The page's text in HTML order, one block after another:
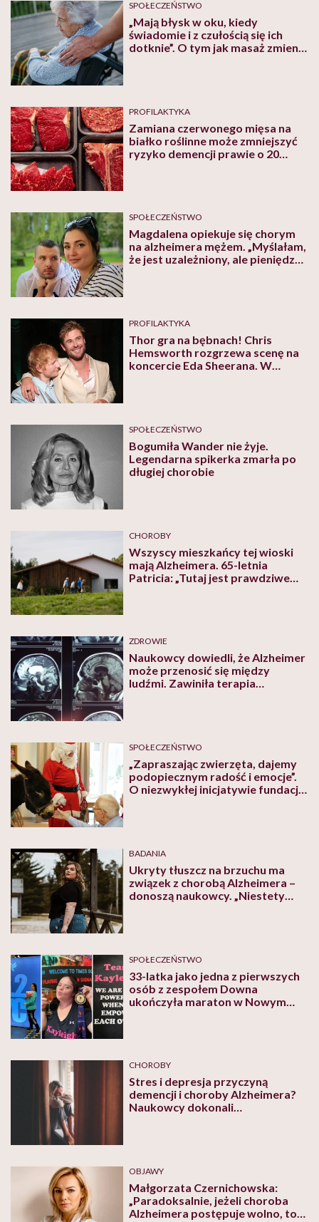
SPOŁECZEŃSTWO
„Mają błysk w oku, kiedy
świadomie i z czułością się ich
dotknie”. O tym jak masaż zmienia
PROFILAKTYKA
Zamiana czerwonego mięsa na
białko roślinne może zmniejszyć
ryzyko demencji prawie o 20
SPOŁECZEŃSTWO
Magdalena opiekuje się chorym
na alzheimera mężem. „Myślałam,
że jest uzależniony, ale pieniędzy
PROFILAKTYKA
Thor gra na bębnach! Chris
Hemsworth rozgrzewa scenę na
koncercie Eda Sheerana. W
SPOŁECZEŃSTWO
Bogumiła Wander nie żyje.
Legendarna spikerka zmarła po
długiej chorobie
CHOROBY
Wszyscy mieszkańcy tej wioski
mają Alzheimera. 65-letnia
Patricia: „Tutaj jest prawdziwe
ZDROWIE
Naukowcy dowiedli, że Alzheimer
może przenosić się między
ludźmi. Zawiniła terapia
SPOŁECZEŃSTWO
„Zapraszając zwierzęta, dajemy
podopiecznym radość i emocje”.
O niezwykłej inicjatywie fundacji
BADANIA
Ukryty tłuszcz na brzuchu ma
związek z chorobą Alzheimera –
donoszą naukowcy. „Niestety
SPOŁECZEŃSTWO
33-latka jako jedna z pierwszych
osób z zespołem Downa
ukończyła maraton w Nowym
CHOROBY
Stres i depresja przyczyną
demencji i choroby Alzheimera?
Naukowcy dokonali
OBJAWY
Małgorzata Czernichowska:
„Paradoksalnie, jeżeli choroba
Alzheimera postępuje wolno, to